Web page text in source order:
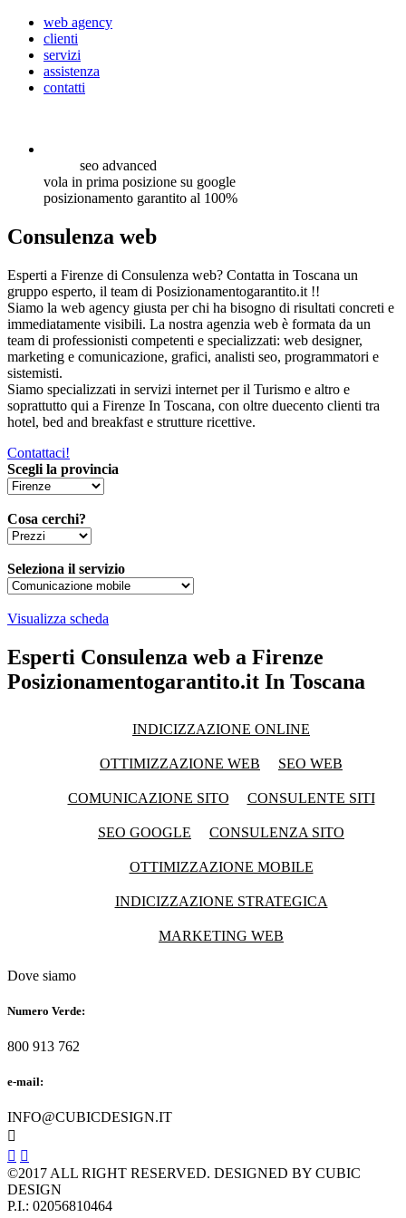
web agency
clienti
servizi
assistenza
contatti
seo advanced
vola in prima posizione su google
posizionamento garantito al 100%
Consulenza web
Esperti a Firenze di Consulenza web? Contatta in Toscana un
gruppo esperto, il team di Posizionamentogarantito.it !!
Siamo la web agency giusta per chi ha bisogno di risultati concreti e
immediatamente visibili. La nostra agenzia web è formata da un
team di professionisti competenti e specializzati: web designer,
marketing e comunicazione, grafici, analisti seo, programmatori e
sistemisti.
Siamo specializzati in servizi internet per il Turismo e altro e
soprattutto qui a Firenze In Toscana, con oltre duecento clienti tra
hotel, bed and breakfast e strutture ricettive.
Contattaci!
Scegli la provincia
Cosa cerchi?
Seleziona il servizio
Visualizza scheda
Esperti Consulenza web a Firenze
Posizionamentogarantito.it In Toscana
INDICIZZAZIONE ONLINE
OTTIMIZZAZIONE WEB SEO WEB
COMUNICAZIONE SITO CONSULENTE SITI
SEO GOOGLE CONSULENZA SITO
OTTIMIZZAZIONE MOBILE
INDICIZZAZIONE STRATEGICA
MARKETING WEB
Dove siamo
Numero Verde:
800 913 762
e-mail:
INFO@CUBICDESIGN.IT

 
©2017 ALL RIGHT RESERVED. DESIGNED BY CUBIC
DESIGN
P.I.: 02056810464